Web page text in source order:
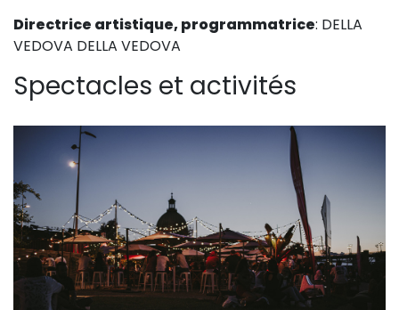
Directrice artistique, programmatrice: DELLA
VEDOVA DELLA VEDOVA
Spectacles et activités